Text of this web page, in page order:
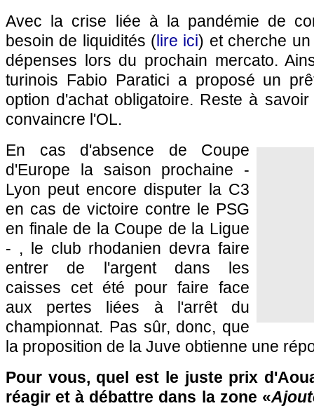
Avec la crise liée à la pandémie de
besoin de liquidités (lire ici) et cherche
dépenses lors du prochain mercato.
turinois Fabio Paratici a proposé un
option d'achat obligatoire. Reste à
convaincre l'OL.
En cas d'absence de Coupe
d'Europe la saison prochaine -
Lyon peut encore disputer la C3
en cas de victoire contre le PSG
en finale de la Coupe de la Ligue
- , le club rhodanien devra faire
entrer de l'argent dans les
caisses cet été pour faire face
aux pertes liées à l'arrêt du
championnat. Pas sûr, donc, que
la proposition de la Juve obtienne une
Pour vous, quel est le juste prix
réagir et à débattre dans la zone «